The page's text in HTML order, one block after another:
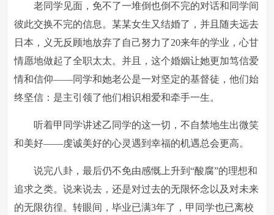
老同学见面，免不了一堆倒也倒不完的对话和同学间
彼此交换不完的信息。某某女生又结婚了，并且随夫远去
日本，义无反顾地放弃了自己努力了20来年的学业，心甘
情愿地做起了全职太太。并且，这个婚姻让她更加笃信爱
情和信仰——同学和她老公是一对坚定的基督徒，他们始
终坚信：是主引领了他们相识相爱和牵手一生。
听着甲同学讲述乙同学的这一切，不自禁地生出微笑
和美好——虔诚美好的心灵遇到幸福的机遇总会更高。
说完八卦，最后仍不免由感慨上升到“酸腐”的理想和
追求之类。说来说去，还是对过去的无限怀念以及对未来
的无限彷徨。转眼间，毕业已满3年了，甲同学也已离校